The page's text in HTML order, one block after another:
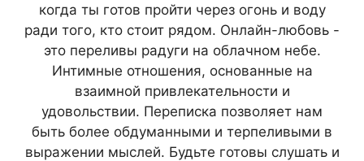
когда ты готов пройти через огонь и воду
ради того, кто стоит рядом. Онлайн-любовь -
это переливы радуги на облачном небе.
Интимные отношения, основанные на
взаимной привлекательности и
удовольствии. Переписка позволяет нам
быть более обдуманными и терпеливыми в
выражении мыслей. Будьте готовы слушать и